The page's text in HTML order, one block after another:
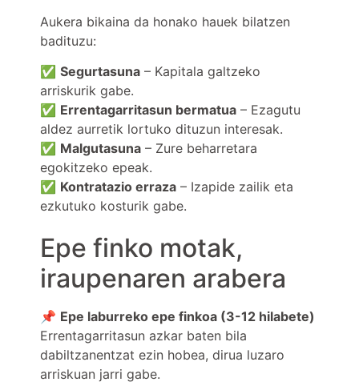
Aukera bikaina da honako hauek bilatzen
badituzu:
✅ Segurtasuna – Kapitala galtzeko
arriskurik gabe.
✅ Errentagarritasun bermatua – Ezagutu
aldez aurretik lortuko dituzun interesak.
✅ Malgutasuna – Zure beharretara
egokitzeko epeak.
✅ Kontratazio erraza – Izapide zailik eta
ezkutuko kosturik gabe.
Epe finko motak,
iraupenaren arabera
📌 Epe laburreko epe finkoa (3-12 hilabete)
Errentagarritasun azkar baten bila
dabiltzanentzat ezin hobea, dirua luzaro
arriskuan jarri gabe.